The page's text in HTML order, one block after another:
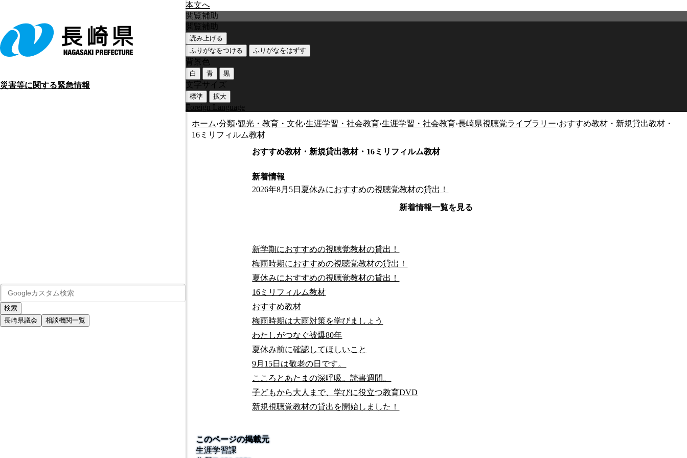
本文へ
災害等に関する緊急情報
長崎県議会 相談機関一覧
閲覧補助
閲覧補助
読み上げる
ふりがなをつける
ふりがなをはずす
背景色
白 青 黒
文字サイズ
標準 拡大
Foreign Language
ホーム›分類›観光・教育・文化›生涯学習・社会教育›生涯学習・社会教育›長崎県視聴覚ライブラリー›おすすめ教材・新規貸出教材・
16ミリフィルム教材
おすすめ教材・新規貸出教材・16ミリフィルム教材
新着情報
2026年8月5日 夏休みにおすすめの視聴覚教材の貸出！
新着情報一覧を見る
新学期におすすめの視聴覚教材の貸出！
梅雨時期におすすめの視聴覚教材の貸出！
夏休みにおすすめの視聴覚教材の貸出！
16ミリフィルム教材
おすすめ教材
梅雨時期は大雨対策を学びましょう
わたしがつなぐ被爆80年
夏休み前に確認してほしいこと
9月15日は敬老の日です。
こころとあたまの深呼吸。読書週間。
子どもから大人まで、学びに役立つ教育DVD
新規視聴覚教材の貸出を開始しました！
このページの掲載元
生涯学習課